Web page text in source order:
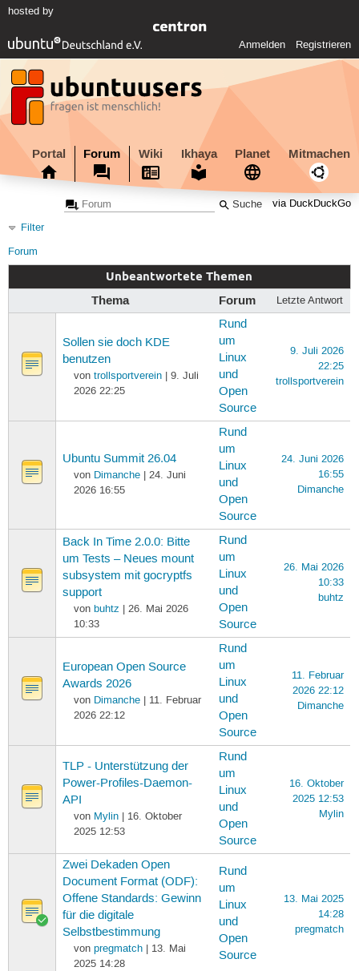
hosted by
Anmelden Registrieren
Portal Forum Wiki Ikhaya Planet Mitmachen
via DuckDuckGo
Filter
Forum
Unbeantwortete Themen
Thema Forum Letzte Antwort
Sollen sie doch KDE
benutzen
von trollsportverein| 9. Juli
2026 22:25
Rund
um
Linux
und
Open
Source
9. Juli 2026
22:25
trollsportverein
Ubuntu Summit 26.04
von Dimanche| 24. Juni
2026 16:55
Rund
um
Linux
und
Open
Source
24. Juni 2026
16:55
Dimanche
Back In Time 2.0.0: Bitte
um Tests – Neues mount
subsystem mit gocryptfs
support
von buhtz | 26. Mai 2026
10:33
Rund
um
Linux
und
Open
Source
26. Mai 2026
10:33
buhtz
European Open Source
Awards 2026
von Dimanche| 11. Februar
2026 22:12
Rund
um
Linux
und
Open
Source
11. Februar
2026 22:12
Dimanche
TLP - Unterstützung der
Power-Profiles-Daemon-
API
von Mylin| 16. Oktober
2025 12:53
Rund
um
Linux
und
Open
Source
16. Oktober
2025 12:53
Mylin
Zwei Dekaden Open
Document Format (ODF):
Offene Standards: Gewinn
für die digitale
Selbstbestimmung
von pregmatch| 13. Mai
2025 14:28
Rund
um
Linux
und
Open
Source
13. Mai 2025
14:28
pregmatch